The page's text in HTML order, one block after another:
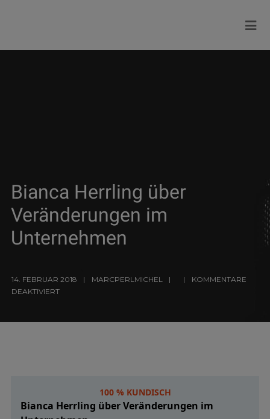
Bianca Herrling über
Veränderungen im
Unternehmen
14. FEBRUAR 2018 MARCPERLMICHEL
KOMMENTARE
DEAKTIVIERT